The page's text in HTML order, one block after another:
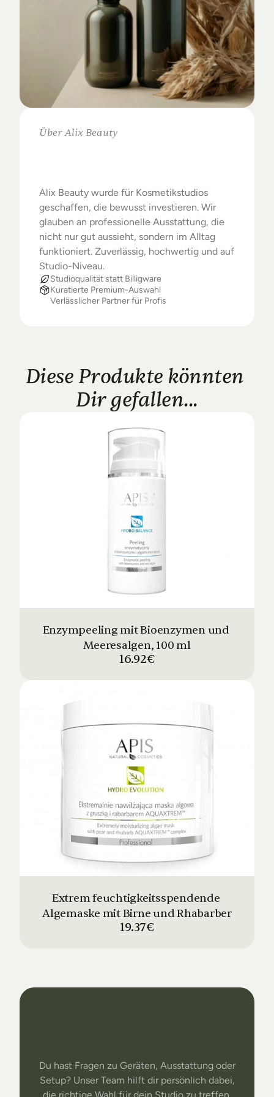
Über Alix Beauty
Alix Beauty wurde für Kosmetikstudios
geschaffen, die bewusst investieren. Wir
glauben an professionelle Ausstattung, die
nicht nur gut aussieht, sondern im Alltag
funktioniert. Zuverlässig, hochwertig und auf
Studio-Niveau.
Studioqualität statt Billigware
Kuratierte Premium-Auswahl
Verlässlicher Partner für Profis
Diese Produkte könnten
Dir gefallen...
Enzympeeling mit Bioenzymen und
Meeresalgen, 100 ml
16.92€
Extrem feuchtigkeitsspendende
Algemaske mit Birne und Rhabarber
19.37€
Du hast Fragen zu Geräten, Ausstattung oder
Setup? Unser Team hilft dir persönlich dabei,